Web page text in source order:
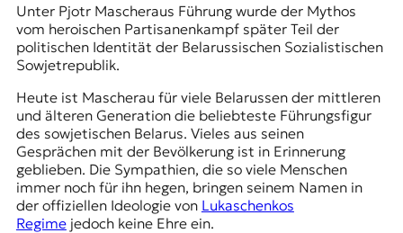
Unter Pjotr Mascheraus Führung wurde der Mythos
vom heroischen Partisanenkampf später Teil der
politischen Identität der Belarussischen Sozialistischen
Sowjetrepublik.
Heute ist Mascherau für viele Belarussen der mittleren
und älteren Generation die beliebteste Führungsfigur
des sowjetischen Belarus. Vieles aus seinen
Gesprächen mit der Bevölkerung ist in Erinnerung
geblieben. Die Sympathien, die so viele Menschen
immer noch für ihn hegen, bringen seinem Namen in
der offiziellen Ideologie von Lukaschenkos
Regimejedoch keine Ehre ein.